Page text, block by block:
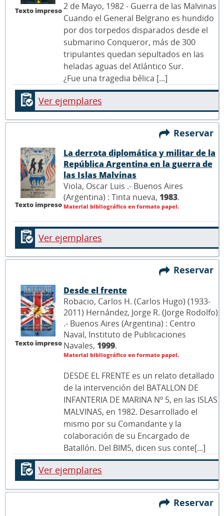
Texto impreso2 de Mayo, 1982 - Guerra de las Malvinas
Cuando el General Belgrano es hundido
por dos torpedos disparados desde el
submarino Conqueror, más de 300
tripulantes quedan sepultados en las
heladas aguas del Atlántico Sur.
¿Fue una tragedia bélica [...]
Ver ejemplares
Reservar
Texto impreso
La derrota diplomática y militar de la
República Argentina en la guerra de
las Islas Malvinas
Viola, Oscar Luis .- Buenos Aires
(Argentina) : Tinta nueva, 1983.
Material bibliográfico en formato papel.
Ver ejemplares
Reservar
Texto impreso
Desde el frente
Robacio, Carlos H. (Carlos Hugo) (1933-
2011) Hernández, Jorge R. (Jorge Rodolfo)
.- Buenos Aires (Argentina) : Centro
Naval, Instituto de Publicaciones
Navales, 1999.
Material bibliográfico en formato papel.
DESDE EL FRENTE es un relato detallado
de la intervención del BATALLON DE
INFANTERIA DE MARINA Nº 5, en las ISLAS
MALVINAS, en 1982. Desarrollado el
mismo por su Comandante y la
colaboración de su Encargado de
Batallón. Del BIM5, dicen sus conte[...]
Ver ejemplares
Reservar